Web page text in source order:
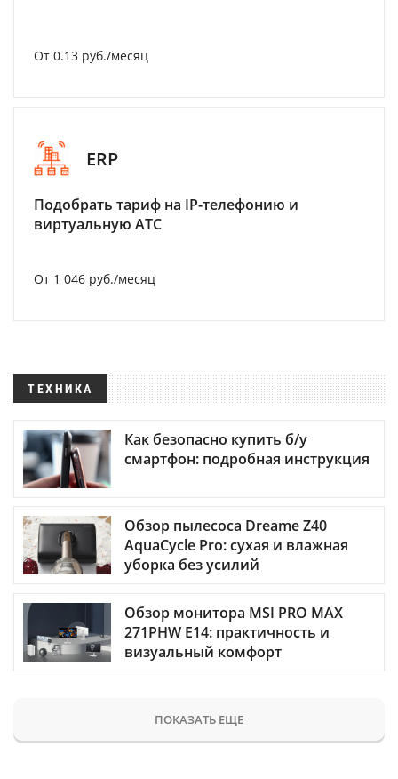
От 0.13 руб./месяц
ERP
Подобрать тариф на IP-телефонию и
виртуальную АТС
От 1 046 руб./месяц
ТЕХНИКА
Как безопасно купить б/у
смартфон: подробная инструкция
Обзор пылесоса Dreame Z40
AquaCycle Pro: сухая и влажная
уборка без усилий
Обзор монитора MSI PRO MAX
271PHW E14: практичность и
визуальный комфорт
ПОКАЗАТЬ ЕЩЕ